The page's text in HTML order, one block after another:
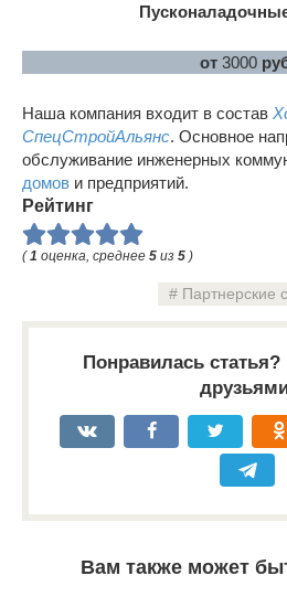
от 3000
Наша компания входит в состав
СпецСтройАльянс. Основное
обслуживание инженерных
домов и предприятий.
Рейтинг
(1 оценка, среднее 5 из 5 )
Партнерские
Понравилась
Вам также может